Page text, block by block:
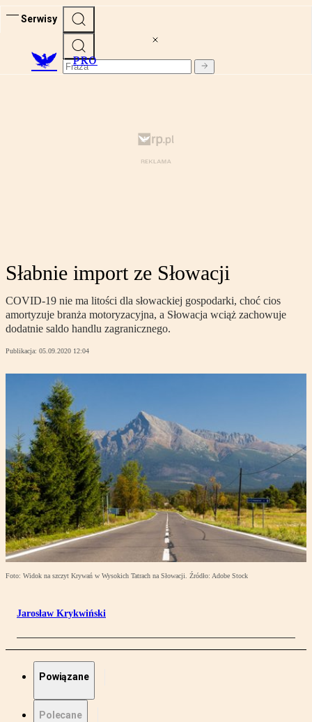
Serwisy
PRO
Słabnie import ze Słowacji
COVID-19 nie ma litości dla słowackiej gospodarki, choć cios
amortyzuje branża motoryzacyjna, a Słowacja wciąż zachowuje
dodatnie saldo handlu zagranicznego.
Publikacja: 05.09.2020 12:04
Foto: Widok na szczyt Krywań w Wysokich Tatrach na Słowacji. Źródło: Adobe Stock
Jarosław Krykwiński
Powiązane
Polecane